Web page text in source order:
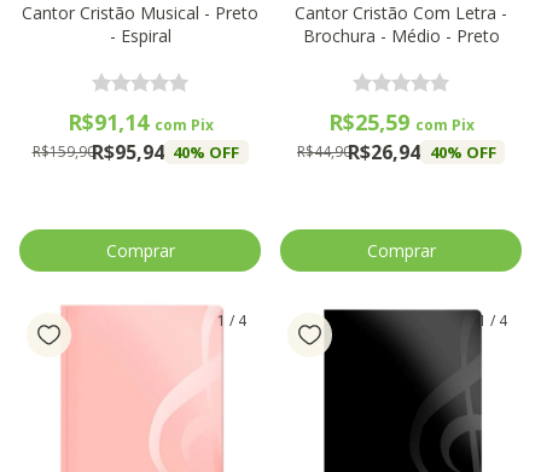
Cantor Cristão Musical - Preto
- Espiral
R$95,94
R$159,90 40% OFF
R$91,14 com Pix
Cantor Cristão Com Letra -
Brochura - Médio - Preto
R$26,94
R$44,90 40% OFF
R$25,59 com Pix
1 / 4 1 / 4